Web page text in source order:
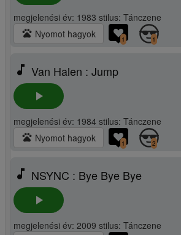
megjelenési év: 1983 stilus: Tánczene
pets Nyomot hagyok 1 1
music_note Van Halen : Jump
play_arrow
megjelenési év: 1984 stilus: Tánczene
pets Nyomot hagyok 1 2
music_note NSYNC : Bye Bye Bye
play_arrow
megjelenési év: 2009 stilus: Tánczene